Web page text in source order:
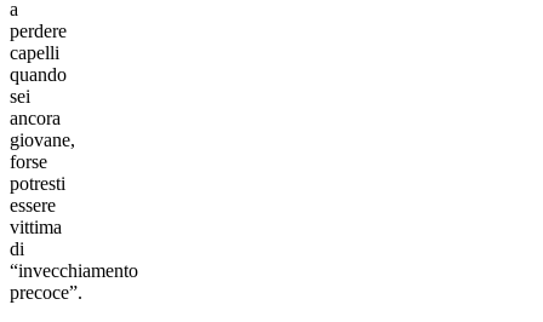
a
perdere
capelli
quando
sei
ancora
giovane,
forse
potresti
essere
vittima
di
“invecchiamento
precoce”.